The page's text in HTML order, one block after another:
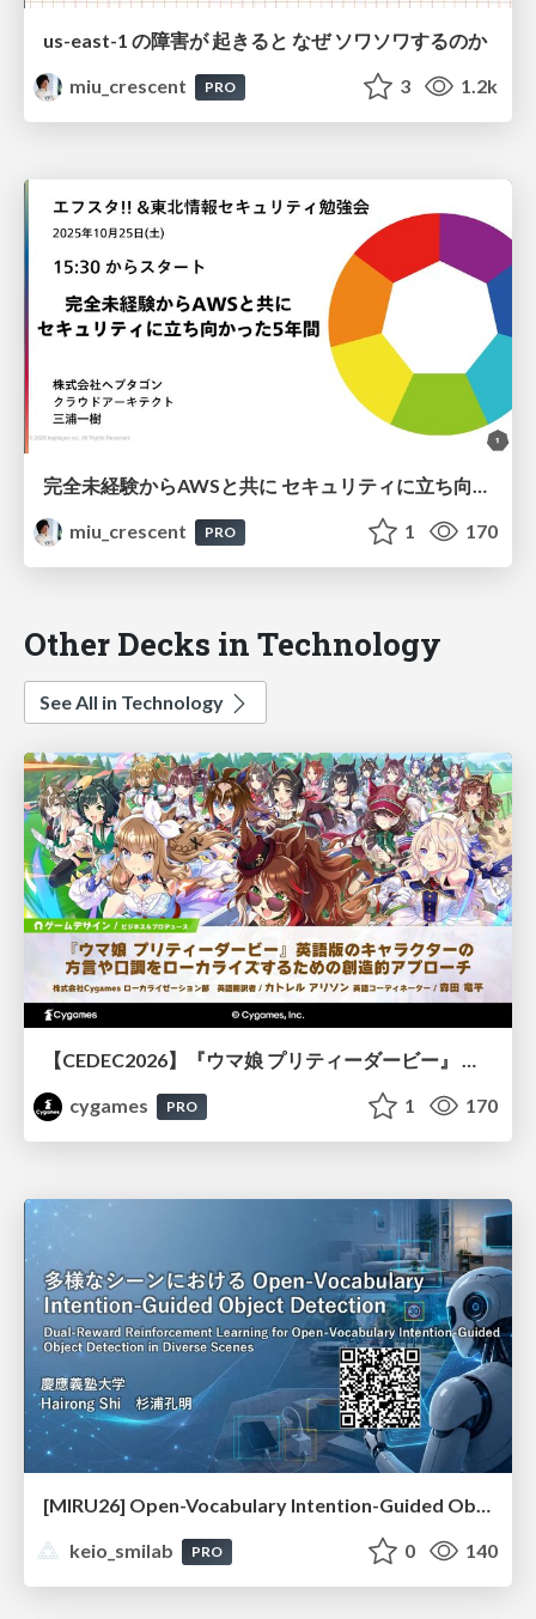
us-east-1 の障害が 起きると なぜ ソワソワするのか
miu_crescent
PRO 3 1.2k
完全未経験からAWSと共に セキュリティに立ち向かった半生
miu_crescent
PRO 1 170
Other Decks in Technology
See All in Technology
cygames
PRO 1 170
[MIRU26] Open-Vocabulary Intention-Guided Object Detection in Diverse Scenes
keio_smilab
PRO 0 140